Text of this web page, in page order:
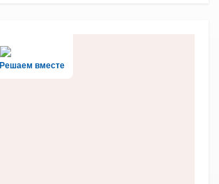
Решаем вместе